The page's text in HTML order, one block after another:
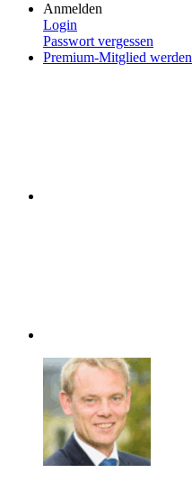
Anmelden
Login
Passwort vergessen
Premium-Mitglied werden